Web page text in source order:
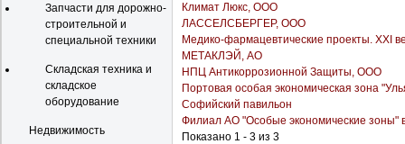
Запчасти для дорожно-
строительной и
специальной техники
Складская техника и
складское
оборудование
Недвижимость
Климат Люкс, ООО
ЛАССЕЛСБЕРГЕР, ООО
Медико-фармацевтические проекты. XXI
МЕТАКЛЭЙ, АО
НПЦ Антикоррозионной Защиты, ООО
Портовая особая экономическая зона
Софийский павильон
Филиал АО "Особые экономические зоны"
Показано 1 - 3 из 3